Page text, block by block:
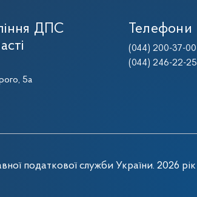
ДПС
5а
Телефони
(044) 200-37-00
(044) 246-22-25
податкової служби України. 2026 рік